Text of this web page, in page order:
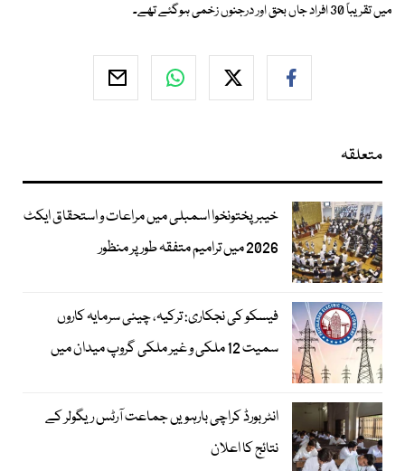
میں تقریباً 30 افراد جاں بحق اور درجنوں زخمی ہوگئے تھے۔
متعلقہ
خیبرپختونخوا اسمبلی میں مراعات و استحقاق ایکٹ
2026 میں ترامیم متفقہ طور پر منظور
فیسکو کی نجکاری: ترکیہ، چینی سرمایہ کاروں
سمیت 12 ملکی و غیر ملکی گروپ میدان میں
انٹر بورڈ کراچی بارہویں جماعت آرٹس ریگولر کے
نتائج کا اعلان